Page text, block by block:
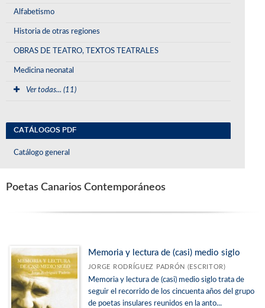
Alfabetismo
Historia de otras regiones
OBRAS DE TEATRO, TEXTOS TEATRALES
Medicina neonatal
Ver todas... (11)
CATÁLOGOS PDF
Catálogo general
Poetas Canarios Contemporáneos
Memoria y lectura de (casi) medio siglo
JORGE RODRÍGUEZ PADRÓN (ESCRITOR)
Memoria y lectura de (casi) medio siglo trata de
seguir el recorrido de los cincuenta años del grupo
de poetas insulares reunidos en la anto...